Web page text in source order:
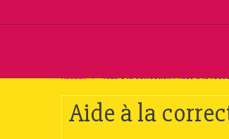
Accueil Aide à la correction / Aide à la
Aide à la